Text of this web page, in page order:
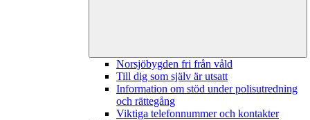
Norsjöbygden fri från våld
Till dig som själv är utsatt
Information om stöd under polisutredning
och rättegång
Viktiga telefonnummer och kontakter